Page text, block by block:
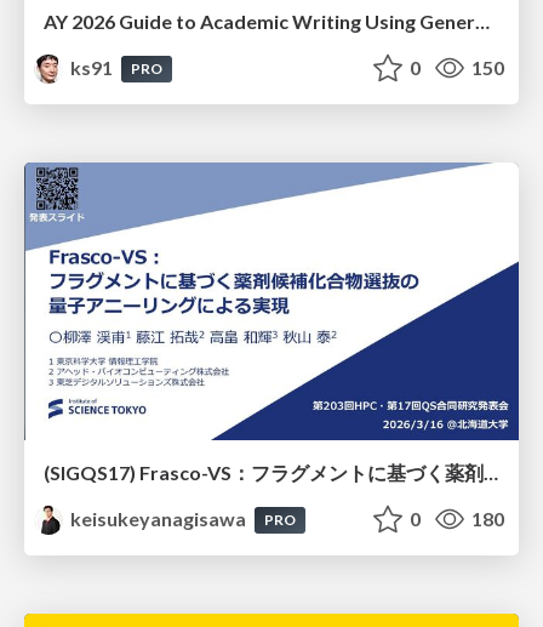
AY 2026 Guide to Academic Writing Using Generative AI - Workshop
ks91
PRO 0 150
(SIGQS17) Frasco-VS：フラグメントに基づく薬剤候補化合物選抜の量子アニーリングによる実現
keisukeyanagisawa
PRO 0 180